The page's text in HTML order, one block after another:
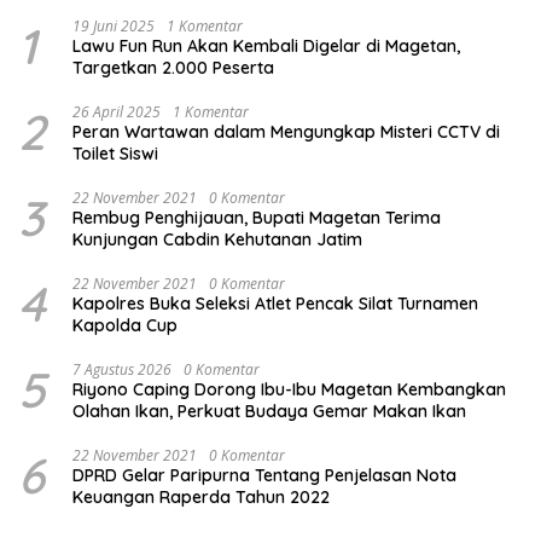
1 19 Juni 2025 1 Komentar
Lawu Fun Run Akan Kembali Digelar di Magetan,
Targetkan 2.000 Peserta
2 26 April 2025 1 Komentar
Peran Wartawan dalam Mengungkap Misteri CCTV di
Toilet Siswi
3 22 November 2021 0 Komentar
Rembug Penghijauan, Bupati Magetan Terima
Kunjungan Cabdin Kehutanan Jatim
4 22 November 2021 0 Komentar
Kapolres Buka Seleksi Atlet Pencak Silat Turnamen
Kapolda Cup
5 7 Agustus 2026 0 Komentar
Riyono Caping Dorong Ibu-Ibu Magetan Kembangkan
Olahan Ikan, Perkuat Budaya Gemar Makan Ikan
6 22 November 2021 0 Komentar
DPRD Gelar Paripurna Tentang Penjelasan Nota
Keuangan Raperda Tahun 2022